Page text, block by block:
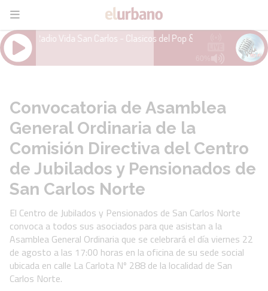
Convocatoria de Asamblea
General Ordinaria de la
Comisión Directiva del Centro
de Jubilados y Pensionados de
San Carlos Norte
El Centro de Jubilados y Pensionados de San Carlos Norte
convoca a todos sus asociados para que asistan a la
Asamblea General Ordinaria que se celebrará el día viernes 22
de agosto a las 17:00 horas en la oficina de su sede social
ubicada en calle La Carlota Nº 288 de la localidad de San
Carlos Norte.